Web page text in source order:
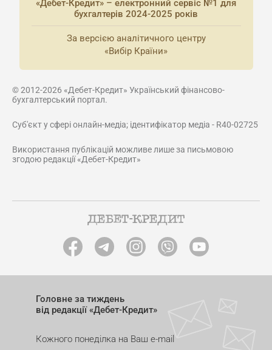
«Дебет-Кредит» – електронний сервіс №1 для
бухгалтерів 2024-2025 років
За версією аналітичного центру
«Вибір Країни»
© 2012-2026 «Дебет-Кредит» Український фінансово-
бухгалтерський портал.
Суб'єкт у сфері онлайн-медіа; ідентифікатор медіа - R40-02725
Використання публікацій можливе лише за письмовою
згодою редакції «Дебет-Кредит»
Головне за тиждень
від редакції «Дебет-Кредит»
Кожного понеділка на Ваш e-mail